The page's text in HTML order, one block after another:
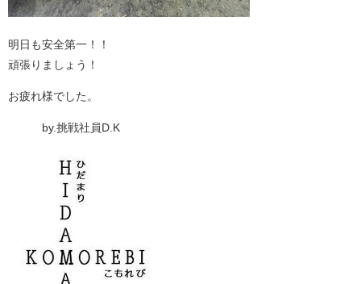
明日も安全第一！！
頑張りましょう！
お疲れ様でした。
by.挑戦社員D.K